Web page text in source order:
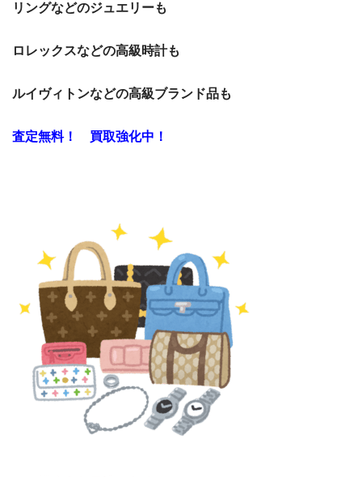
リングなどのジュエリーも
ロレックスなどの高級時計も
ルイヴィトンなどの高級ブランド品も
査定無料！ 買取強化中！